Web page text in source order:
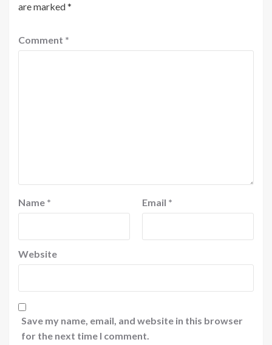
are marked*
Comment *
Name * Email *
Website
Save my name, email, and website in this browser
for the next time I comment.